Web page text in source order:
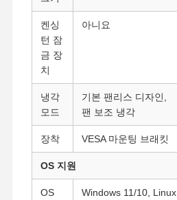
산업용 마더보드
방화벽 메인보드
켄싱
턴 잠
금 장
치
아니요
냉각
모드
기본 팬리스 디자인,
팬 보조 냉각
장착 VESA 마운팅 브래킷
OS 지원
OS Windows 11/10, Linux